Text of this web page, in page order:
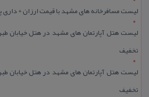
لیست مسافرخانه های مشهد با قیمت ارزان + داری پارکینگ
تخفیف
تخفیف